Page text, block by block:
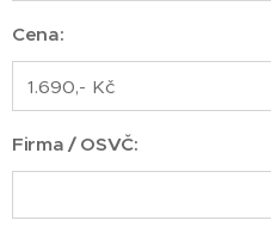
Cena:
Firma / OSVČ: